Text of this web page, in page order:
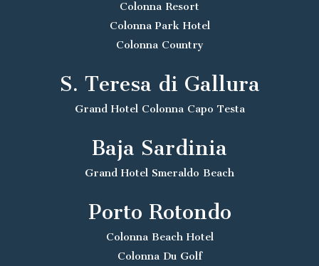
Colonna Resort
Colonna Park Hotel
Colonna Country
S. Teresa di Gallura
Grand Hotel Colonna Capo Testa
Baja Sardinia
Grand Hotel Smeraldo Beach
Porto Rotondo
Colonna Beach Hotel
Colonna Du Golf